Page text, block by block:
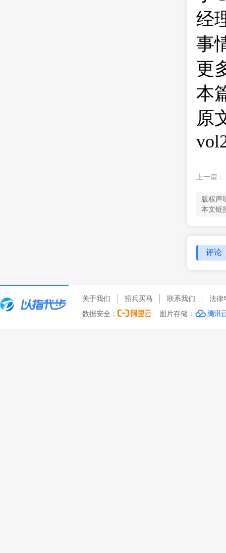
经
事
更
本
原
上一篇：
版权声
本文链
评论
关于我们 招兵买马 联系我们 法律
数据安全： 图片存储：